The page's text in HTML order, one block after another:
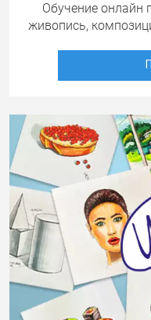
Обучение онлайн
живопись,